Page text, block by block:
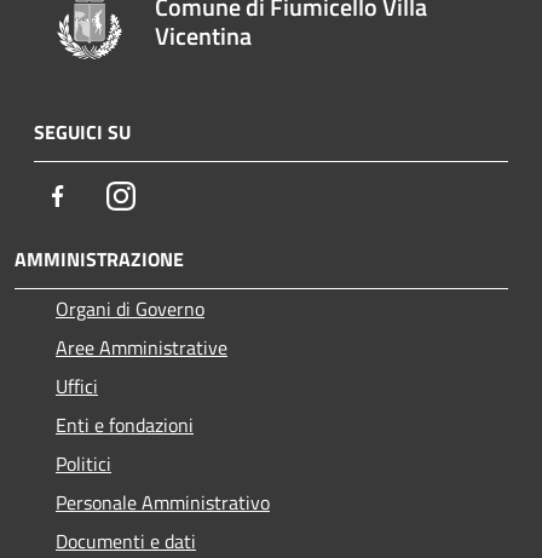
Vicentina
SEGUICI SU
FacebookInstagram
AMMINISTRAZIONE
Organi di Governo
Aree Amministrative
Uffici
Enti e fondazioni
Politici
Personale Amministrativo
Documenti e dati